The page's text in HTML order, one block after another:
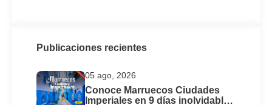
Publicaciones recientes
05 ago, 2026
Conoce Marruecos Ciudades
Imperiales en 9 días inolvidables